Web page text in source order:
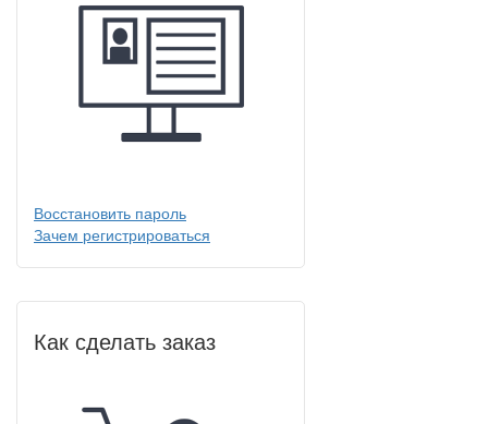
Восстановить пароль
Зачем регистрироваться
Как сделать заказ